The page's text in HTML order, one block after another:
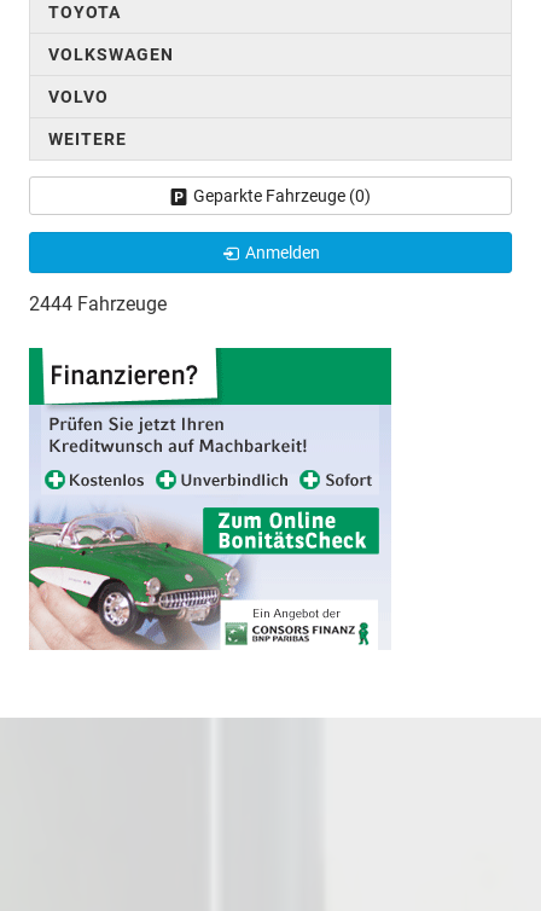
TOYOTA
VOLKSWAGEN
VOLVO
WEITERE
Geparkte Fahrzeuge (0)
Anmelden
2444 Fahrzeuge